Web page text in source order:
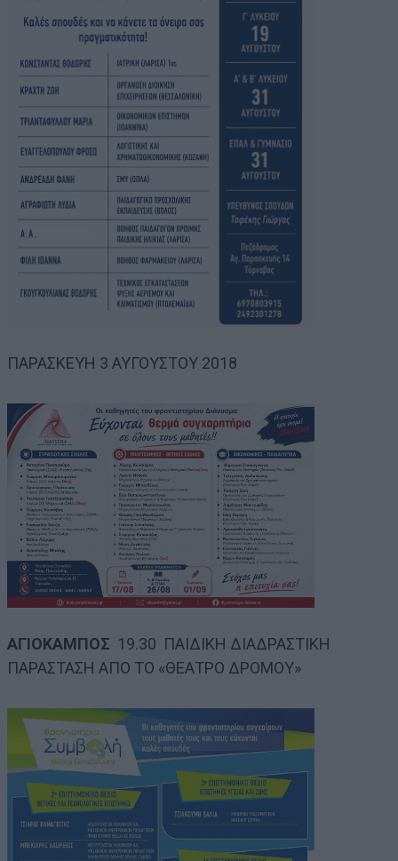
ΠΑΡΑΣΚΕΥΗ 3 ΑΥΓΟΥΣΤΟΥ 2018
ΑΓΙΟΚΑΜΠΟΣ 19.30 ΠΑΙΔΙΚΗ ΔΙΑΔΡΑΣΤΙΚΗ
ΠΑΡΑΣΤΑΣΗ ΑΠΟ ΤΟ «ΘΕΑΤΡΟ ΔΡΟΜΟΥ»